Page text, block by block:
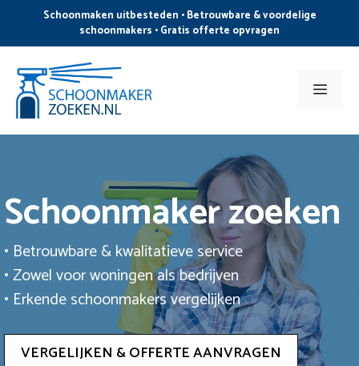
de
inhoud
Schoonmaken uitbesteden • Betrouwbare & voordelige
schoonmakers • Gratis offerte opvragen
Menu
Schoonmaker zoeken
• Betrouwbare & kwalitatieve service
• Zowel voor woningen als bedrijven
• Erkende schoonmakers vergelijken
VERGELIJKEN & OFFERTE AANVRAGEN